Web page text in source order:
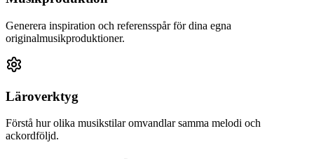
Generera inspiration och referensspår för dina egna
originalmusikproduktioner.
Läroverktyg
Förstå hur olika musikstilar omvandlar samma melodi och
ackordföljd.